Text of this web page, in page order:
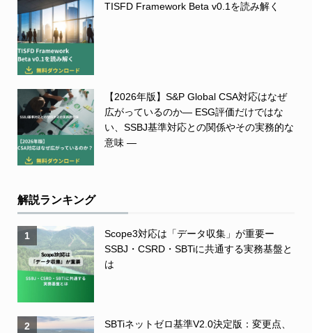
TISFD Framework Beta v0.1を読み解く
【2026年版】S&P Global CSA対応はなぜ
広がっているのか― ESG評価だけではな
い、SSBJ基準対応との関係やその実務的な
意味 ―
解説ランキング
1
Scope3対応は「データ収集」が重要ー
SSBJ・CSRD・SBTiに共通する実務基盤と
は
2
SBTiネットゼロ基準V2.0決定版：変更点、